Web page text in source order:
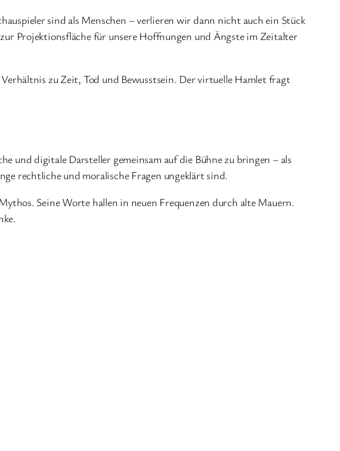
sind als Menschen – verlieren wir dann nicht auch ein Stück
Projektionsfläche für unsere Hoffnungen und Ängste im Zeitalter
zu Zeit, Tod und Bewusstsein. Der virtuelle Hamlet fragt
und digitale Darsteller gemeinsam auf die Bühne zu bringen – als
rechtliche und moralische Fragen ungeklärt sind.
Seine Worte hallen in neuen Frequenzen durch alte Mauern.